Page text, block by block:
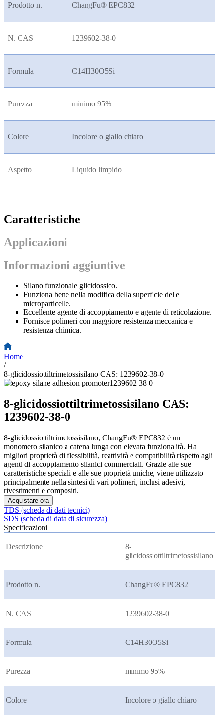
Prodotto n. ChangFu® EPC832
N. CAS 1239602-38-0
Formula C14H30O5Si
Purezza minimo 95%
Colore Incolore o giallo chiaro
Aspetto Liquido limpido
Caratteristiche
Applicazioni
Informazioni aggiuntive
Silano funzionale glicidossico.
Funziona bene nella modifica della superficie delle
microparticelle.
Eccellente agente di accoppiamento e agente di reticolazione.
Fornisce polimeri con maggiore resistenza meccanica e
resistenza chimica.
Home
/
8-glicidossiottiltrimetossisilano CAS: 1239602-38-0
8-glicidossiottiltrimetossisilano CAS:
1239602-38-0
8-glicidossiottiltrimetossisilano, ChangFu® EPC832 è un
monomero silanico a catena lunga con elevata funzionalità. Ha
migliori proprietà di flessibilità, reattività e compatibilità rispetto agli
agenti di accoppiamento silanici commerciali. Grazie alle sue
caratteristiche speciali e alle sue proprietà uniche, viene utilizzato
principalmente nella sintesi di vari polimeri, inclusi adesivi,
rivestimenti e compositi.
Acquistare ora
TDS (scheda di dati tecnici)
SDS (scheda di data di sicurezza)
Specificazioni
Descrizione
8-
glicidossiottiltrimetossisilano
Prodotto n. ChangFu® EPC832
N. CAS 1239602-38-0
Formula C14H30O5Si
Purezza minimo 95%
Colore Incolore o giallo chiaro